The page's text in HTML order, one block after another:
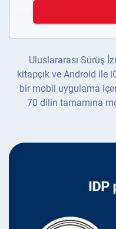
Uluslararası Sürüş
kitapçık ve Android ile
bir mobil uygulama
70 dilin tamamına